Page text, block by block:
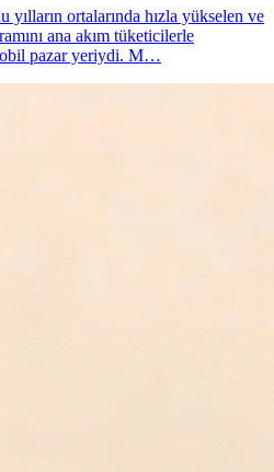
ortalarında hızla yükselen ve
ana akım tüketicilerle
pazar yeriydi. M…